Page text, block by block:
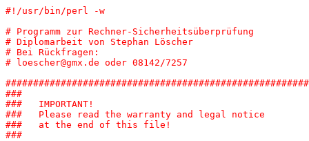
# Programm zur Rechner-Sicherheitsüberprüfung
# Diplomarbeit von Stephan Löscher
# Bei Rückfragen:
###
###   IMPORTANT!
###   Please read the warranty and legal notice
###   at the end of this file!
###